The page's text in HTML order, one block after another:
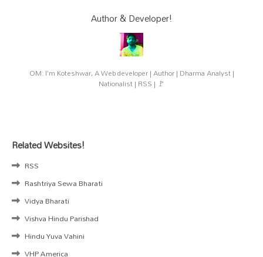
Author & Developer!
OM: I'm Koteshwar, A Web developer | Author | Dharma Analyst |
Nationalist | RSS | 🚩
Related Websites!
RSS
Rashtriya Sewa Bharati
Vidya Bharati
Vishva Hindu Parishad
Hindu Yuva Vahini
VHP America